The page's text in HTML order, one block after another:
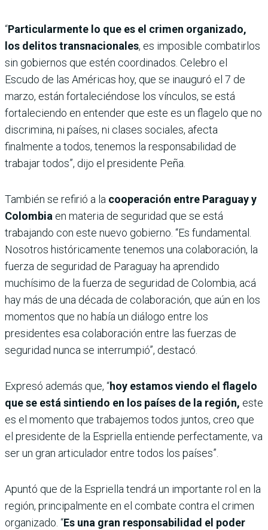
“Particularmente lo que es el crimen organizado,
los delitos transnacionales, es imposible combatirlos
sin gobiernos que estén coordinados. Celebro el
Escudo de las Américas hoy, que se inauguró el 7 de
marzo, están fortaleciéndose los vínculos, se está
fortaleciendo en entender que este es un flagelo que no
discrimina, ni países, ni clases sociales, afecta
finalmente a todos, tenemos la responsabilidad de
trabajar todos”, dijo el presidente Peña.
También se refirió a la cooperación entre Paraguay y
Colombia en materia de seguridad que se está
trabajando con este nuevo gobierno. “Es fundamental.
Nosotros históricamente tenemos una colaboración, la
fuerza de seguridad de Paraguay ha aprendido
muchísimo de la fuerza de seguridad de Colombia, acá
hay más de una década de colaboración, que aún en los
momentos que no había un diálogo entre los
presidentes esa colaboración entre las fuerzas de
seguridad nunca se interrumpió”, destacó.
Expresó además que, “hoy estamos viendo el flagelo
que se está sintiendo en los países de la región, este
es el momento que trabajemos todos juntos, creo que
el presidente de la Espriella entiende perfectamente, va
ser un gran articulador entre todos los países”.
Apuntó que de la Espriella tendrá un importante rol en la
región, principalmente en el combate contra el crimen
organizado. “Es una gran responsabilidad el poder